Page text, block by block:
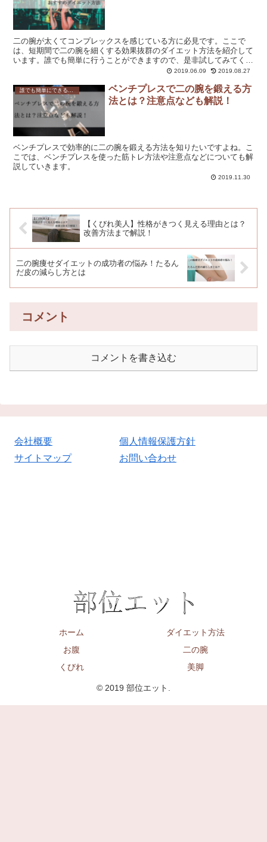
二の腕が太くてコンプレックスを感じている方に必見です。ここで
は、短期間で二の腕を細くする効果抜群のダイエット方法を紹介して
います。誰でも簡単に行うことができますので、是非試してみてくだ
2019.06.09 2019.08.27
ベンチプレスで二の腕を鍛える方
法とは？注意点なども解説！
ベンチプレスで効率的に二の腕を鍛える方法を知りたいですよね。こ
こでは、ベンチプレスを使った筋トレ方法や注意点などについても解
説していきます。
2019.11.30
【くびれ美人】性格がきつく見える理由とは？
改善方法まで解説！
二の腕痩せダイエットの成功者の悩み！たるん
だ皮の減らし方とは
コメント
コメントを書き込む
会社概要
個人情報保護方針
サイトマップ
お問い合わせ
ホーム
ダイエット方法
お腹
二の腕
くびれ
美脚
© 2019 部位エット.